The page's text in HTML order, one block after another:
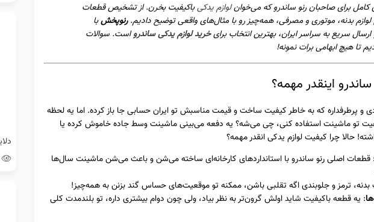
کامل برای صاحبان رنو ساندرو که می‌خوانلوازم یدکیباکیفیت بخرن. از تشخیص قطعات
لوازم بدنه، موتوری و مصرفی، همه‌چیز رو با مثال‌های واقعی توضیح دادیم.رنوپخشبا
سریع به سراسر ایران، بهترین انتخاب برایخرید لوازم یدکی ساندرواست. سوالات
تا هیچ ابهامی برات نمونه!
اینقدر مهمه؟
و پرطرفداره که به خاطر کیفیت ساخت و قیمت مناسبش تو ایران حسابی جا باز کرده. اما یه لحظه
تو ماشینت استفاده کنی، چی می‌شه؟ یه دفعه می‌بینی ماشینت وسط جاده خاموش کرده یا
حالا چرا کیفیت لوازم یدکی انقدر مهمه؟
: قطعات اصلی رنو ساندرو با استانداردهای کارخانه‌ای ساخته می‌شن و باعث می‌شن ماشینت سال‌ها
ترمز و جلوبندی اگه تقلبی باشن، ممکنه تو موقعیت‌های حساس گند بزنن به همه‌چیز!
: یه قطعه باکیفیت شاید اولش گرون‌تر به نظر بیاد، ولی چون دوام بیشتری داره، تو بلندمدت کلی